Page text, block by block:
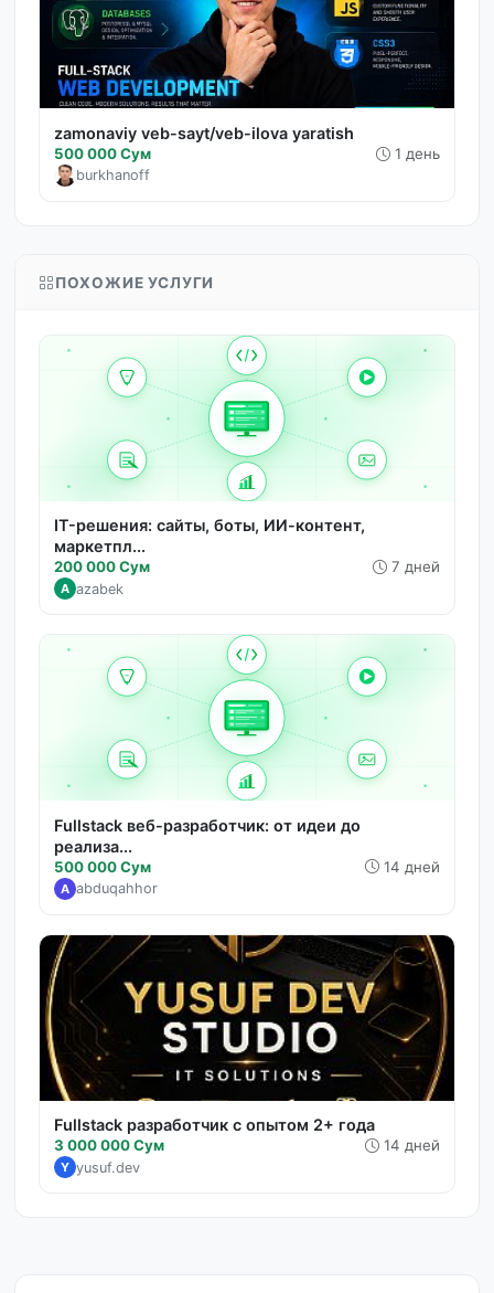
zamonaviy veb-sayt/veb-ilova yaratish
500 000 Сум 1 день
burkhanoff
ПОХОЖИЕ УСЛУГИ
IT-решения: сайты, боты, ИИ-контент,
маркетпл...
200 000 Сум 7 дней
A azabek
Fullstack веб-разработчик: от идеи до
реализа...
500 000 Сум 14 дней
A abduqahhor
Fullstack разработчик с опытом 2+ года
3 000 000 Сум 14 дней
Y yusuf.dev